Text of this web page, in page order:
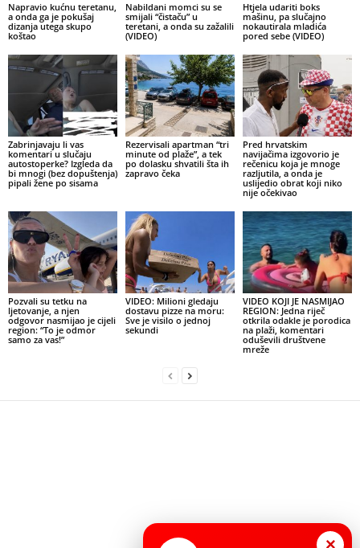
Napravio kućnu teretanu,
a onda ga je pokušaj
dizanja utega skupo
koštao
Nabildani momci su se
smijali “čistaču” u
teretani, a onda su zažalili
(VIDEO)
Htjela udariti boks
mašinu, pa slučajno
nokautirala mladića
pored sebe (VIDEO)
Zabrinjavaju li vas
komentari u slučaju
autostoperke? Izgleda da
bi mnogi (bez dopuštenja)
pipali žene po sisama
Rezervisali apartman “tri
minute od plaže”, a tek
po dolasku shvatili šta ih
zapravo čeka
Pred hrvatskim
navijačima izgovorio je
rečenicu koja je mnoge
razljutila, a onda je
uslijedio obrat koji niko
nije očekivao
Pozvali su tetku na
ljetovanje, a njen
odgovor nasmijao je cijeli
region: “To je odmor
samo za vas!”
VIDEO: Milioni gledaju
dostavu pizze na moru:
Sve je visilo o jednoj
sekundi
VIDEO KOJI JE NASMIJAO
REGION: Jedna riječ
otkrila odakle je porodica
na plaži, komentari
oduševili društvene
mreže